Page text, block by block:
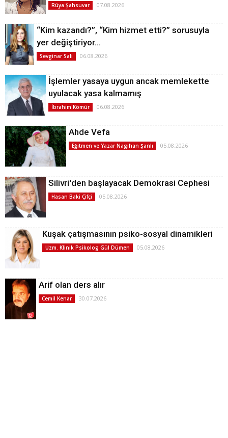
Rüya Şahsuvar 07.08.2026
“Kim kazandı?”, “Kim hizmet etti?” sorusuyla
yer değiştiriyor…
Sevginar Sali 06.08.2026
İşlemler yasaya uygun ancak memlekette
uyulacak yasa kalmamış
İbrahim Kömür 06.08.2026
Ahde Vefa
Eğitmen ve Yazar Nagihan Şanlı 05.08.2026
Silivri'den başlayacak Demokrasi Cephesi
Hasan Baki Çifçi 05.08.2026
Kuşak çatışmasının psiko-sosyal dinamikleri
Uzm. Klinik Psikolog Gül Dümen 05.08.2026
Arif olan ders alır
Cemil Kenar 30.07.2026